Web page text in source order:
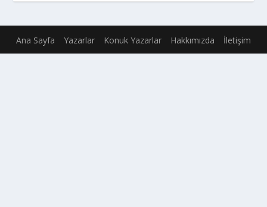
Ana Sayfa Yazarlar Konuk Yazarlar Hakkımızda İletişim